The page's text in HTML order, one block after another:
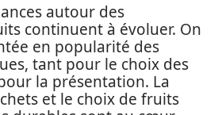
autour des
continuent à évoluer. On
en popularité des
tant pour le choix des
la présentation. La
et le choix de fruits